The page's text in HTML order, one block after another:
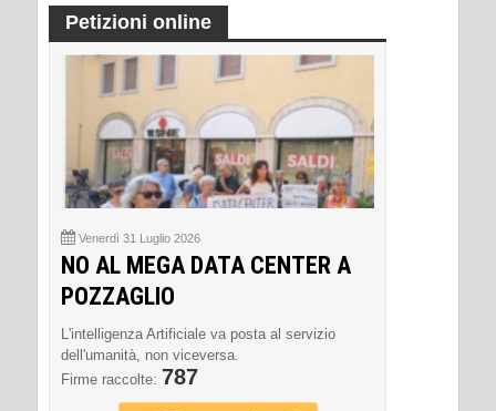
Petizioni online
Venerdì 31 Luglio 2026
NO AL MEGA DATA CENTER A
POZZAGLIO
L'intelligenza Artificiale va posta al servizio
dell'umanità, non viceversa.
Firme raccolte: 787